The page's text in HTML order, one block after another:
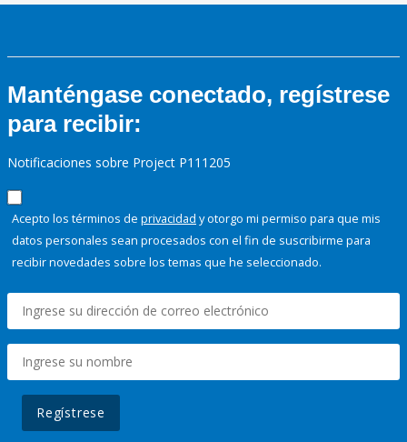
Manténgase conectado, regístrese
para recibir:
Notificaciones sobre Project P111205
Acepto los términos de privacidad y otorgo mi permiso para que mis
datos personales sean procesados con el fin de suscribirme para
recibir novedades sobre los temas que he seleccionado.
Regístrese